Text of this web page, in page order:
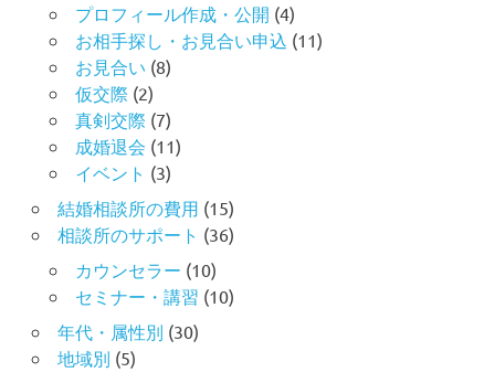
プロフィール作成・公開 (4)
お相手探し・お見合い申込 (11)
お見合い (8)
仮交際(2)
真剣交際(7)
成婚退会 (11)
イベント (3)
結婚相談所の費用 (15)
相談所のサポート (36)
カウンセラー (10)
セミナー・講習 (10)
年代・属性別 (30)
地域別 (5)